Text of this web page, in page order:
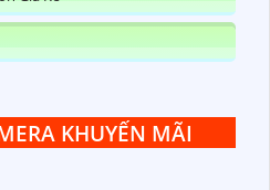
KHUYẾN MÃI